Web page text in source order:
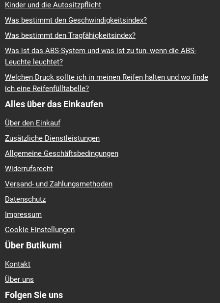
Kinder und die Autositzpflicht
Was bestimmt den Geschwindigkeitsindex?
Was bestimmt den Tragfähigkeitsindex?
Was ist das ABS-System und was ist zu tun, wenn die ABS-
Leuchte leuchtet?
Welchen Druck sollte ich in meinen Reifen halten und wo finde
ich eine Reifenfülltabelle?
Alles über das Einkaufen
Über den Einkauf
Zusätzliche Dienstleistungen
Allgemeine Geschäftsbedingungen
Widerrufsrecht
Versand- und Zahlungsmethoden
Datenschutz
Impressum
Cookie Einstellungen
Über Butikumi
Kontakt
Über uns
Folgen Sie uns